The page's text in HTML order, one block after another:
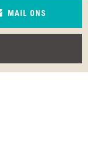
MAIL ONS